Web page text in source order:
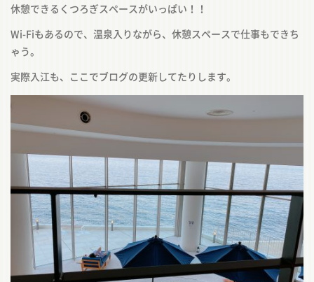
休憩できるくつろぎスペースがいっぱい！！
Wi-Fiもあるので、温泉入りながら、休憩スペースで仕事もできち
ゃう。
実際入江も、ここでブログの更新してたりします。